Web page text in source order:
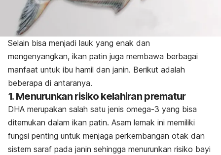
Selain bisa menjadi lauk yang enak dan
mengenyangkan, ikan patin juga membawa berbagai
manfaat untuk ibu hamil dan janin. Berikut adalah
beberapa di antaranya.
1. Menurunkan risiko kelahiran prematur
DHA merupakan salah satu jenis omega-3 yang bisa
ditemukan dalam ikan patin. Asam lemak ini memiliki
fungsi penting untuk menjaga perkembangan otak dan
sistem saraf pada janin sehingga menurunkan risiko bayi